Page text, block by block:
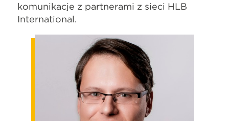
komunikację z partnerami z sieci HLB
International.